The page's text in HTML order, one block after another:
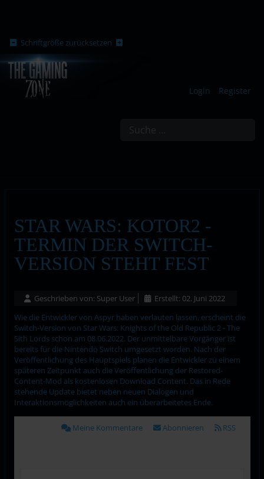
Schriftgröße zurücksetzen
Login Register
STAR WARS: KOTOR2 -
TERMIN DER SWITCH-
VERSION STEHT FEST
Geschrieben von: Super User
Erstellt: 02. Juni 2022
Wie die Entwickler von Aspyr haben verlauten lassen, erscheint die
Switch-Version von Star Wars: Knights of the Old Republic 2 - The
Sith Lords schon am 08.06.2022. Der unmittelbare Vorgänger ist
bereits für die Nintendo Switch umgesetzt worden. Nach der
Veröffentlichung des Hauptspiels planen die Entwickler zu einem
späteren Zeitpunkt auch die Veröffentlichung der Restored-
Content-Mod als kostenlosen Download Content. Das in Rede
stehende Update bietet neben neuen Dialogen und
Interaktionsmöglichkeiten auch ein überarbeitetes Ende.
Meine Kommentare Abonnieren RSS